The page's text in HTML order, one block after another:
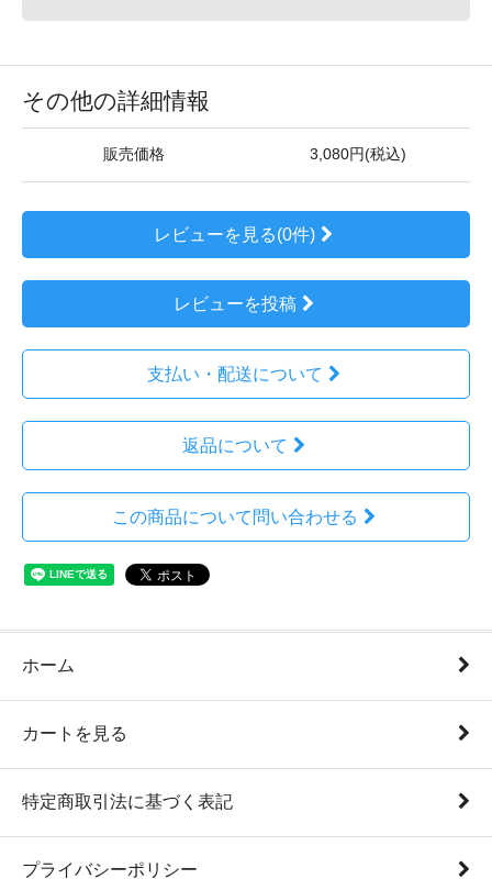
その他の詳細情報
販売価格 3,080円(税込)
レビューを見る(0件)
レビューを投稿
支払い・配送について
返品について
この商品について問い合わせる
ホーム
カートを見る
特定商取引法に基づく表記
プライバシーポリシー